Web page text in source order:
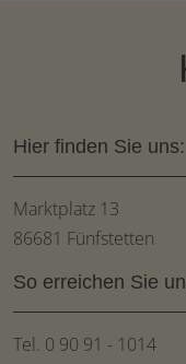
Hier finden Sie uns:
Marktplatz 13
86681 Fünfstetten
So erreichen Sie
Tel. 0 90 91 - 1014